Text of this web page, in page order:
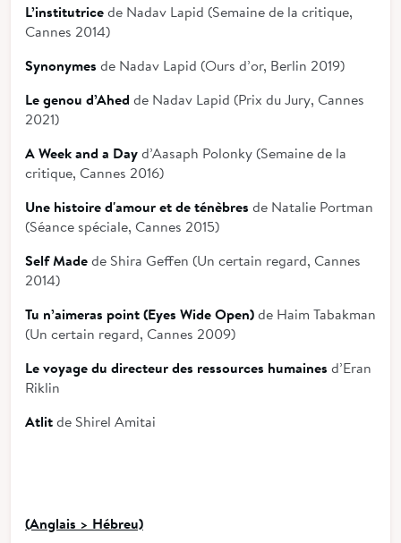
L’institutricede Nadav Lapid (Semaine de la critique,
Cannes 2014)
Synonymes de Nadav Lapid (Ours d’or, Berlin 2019)
Le genou d’Ahed de Nadav Lapid (Prix du Jury, Cannes
2021)
A Week and a Dayd’Aasaph Polonky (Semaine de la
critique, Cannes 2016)
Une histoire d'amour et de ténèbres de Natalie Portman
(Séance spéciale, Cannes 2015)
Self Madede Shira Geffen (Un certain regard, Cannes
2014)
Tu n’aimeras point (Eyes Wide Open)de Haim Tabakman
(Un certain regard, Cannes 2009)
Le voyage du directeur des ressources humaines d’Eran
Riklin
Atlitde Shirel Amitai
(Anglais > Hébreu)